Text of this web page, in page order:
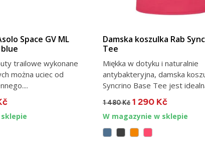
Space GV ML
trailowe wykonane
można uciec od
Damska koszulka Rab
Tee
Miękka w dotyku i naturalnie
antybakteryjna, damska
Syncrino Base Tee jest
1 480 Kč 1 290 Kč
W magazynie w sklepie